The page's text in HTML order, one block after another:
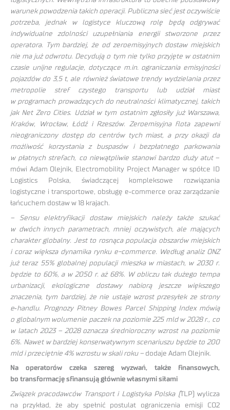
warunek powodzenia takich operacji. Publiczna sieć jest oczywiście
potrzeba, jednak w logistyce kluczową rolę będą odgrywać
indywidualne zdolności uzupełniania energii stworzone przez
operatora. Tym bardziej, że od zeroemisyjnych dostaw miejskich
nie ma już odwrotu. Decydują o tym nie tylko przyjęte w ostatnim
czasie unijne regulacje, dotyczące m.in. ograniczania emisyjności
pojazdów do 3,5 t, ale również światowe trendy wydzielania przez
metropolie stref czystego transportu lub udział miast
w programach prowadzących do neutralności klimatycznej, takich
jak Net Zero Cities. Udział w tym ostatnim zgłosiły już Warszawa,
Kraków, Wrocław, Łódź i Rzeszów. Zeroemisyjna flota zapewni
nieograniczony dostęp do centrów tych miast, a przy okazji da
możliwość korzystania z buspasów i bezpłatnego parkowania
w płatnych strefach, co niewątpliwie stanowi bardzo duży atut –
mówi Adam Olejnik, Electromobility Project Manager w spółce ID
Logistics Polska, świadczącej kompleksowe rozwiązania
logistyczne i transportowe, obsługę e‑commerce oraz zarządzanie
łańcuchem dostaw w 18 krajach.
– Sensu elektryfikacji dostaw miejskich należy także szukać
w dwóch innych parametrach, mniej oczywistych, ale mających
charakter globalny. Jest to rosnąca populacja obszarów miejskich
i coraz większa dynamika rynku e-commerce. Według analiz ONZ
już teraz 55% globalnej populacji mieszka w miastach, w 2030 r.
będzie to 60%, a w 2050 r. aż 68%. W obliczu tak dużego tempa
urbanizacji, ekologiczne dostawy nabiorą jeszcze większego
znaczenia, tym bardziej, że nie ustaje wzrost przesyłek ze strony
e‑handlu. Prognozy Pitney Bowes Parcel Shipping Index mówią
o globalnym wolumenie paczek na poziomie 225 mld w 2028 r., co
w latach 2023 – 2028 oznacza średnioroczny wzrost na poziomie
6%. Nawet w bardziej konserwatywnym scenariuszu będzie to 200
mld i przeciętnie 4% wzrostu w skali roku – dodaje Adam Olejnik.
Na operatorów czeka szereg wyzwań, także finansowych,
bo transformację sfinansują głównie własnymi siłami
Związek pracodawców Transport i Logistyka Polska (TLP) wylicza
na przykład, że aby spełnić postulat ograniczenia emisji CO2